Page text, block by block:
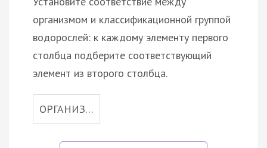
организмом и классификационной группой
водорослей: к каждому элементу первого
столбца подберите соответствующий
элемент из второго столбца.
ОРГАНИЗ…